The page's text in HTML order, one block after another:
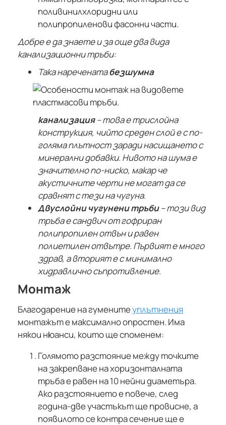
поливинилхлоридни или
полипропиленови фасонни части.
Добре е да знаете и за още два вида
канализационни тръби:
Така нареченатабезшумна
канализация– това е трислойна
конструкция, чийто среден слой е с по-
голяма плътност заради насищането с
минерални добавки. Нивото на шума е
значително по-ниско, макар че
акустичните черти не могат да се
сравнят с тези на чугуна.
Двуслойни чугунени тръби– този вид
тръба е сандвич от гофриран
полипропилен отвън и равен
полиетилен отвътре. Първият е много
здрав, а вторият е с минимално
хидравлично съпротивление.
Монтаж
Благодарение на гуменитеуплътнения
монтажът е максимално опростен. Има
някои нюанси, които ще споменем:
Голямото разстояние между точките
на закрепване на хоризонталната
тръба е равен на 10 нейни диаметъра.
Ако разстоянието е повече, след
година-две участъкът ще провисне, а
появилото се контра сечение ще е